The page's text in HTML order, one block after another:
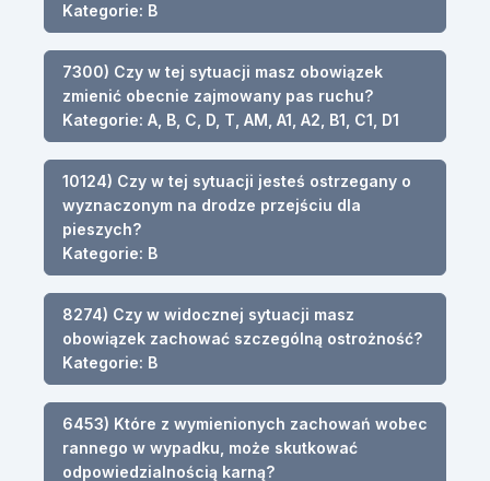
Kategorie: B
7300) Czy w tej sytuacji masz obowiązek
zmienić obecnie zajmowany pas ruchu?
Kategorie: A, B, C, D, T, AM, A1, A2, B1, C1, D1
10124) Czy w tej sytuacji jesteś ostrzegany o
wyznaczonym na drodze przejściu dla
pieszych?
Kategorie: B
8274) Czy w widocznej sytuacji masz
obowiązek zachować szczególną ostrożność?
Kategorie: B
6453) Które z wymienionych zachowań wobec
rannego w wypadku, może skutkować
odpowiedzialnością karną?